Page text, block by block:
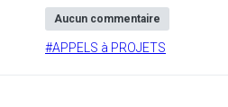
Aucun commentaire
#APPELS à PROJETS